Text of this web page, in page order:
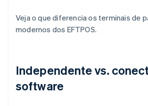
Veja o que diferencia os terminais de
modernos dos EFTPOS.
Independente vs.
software